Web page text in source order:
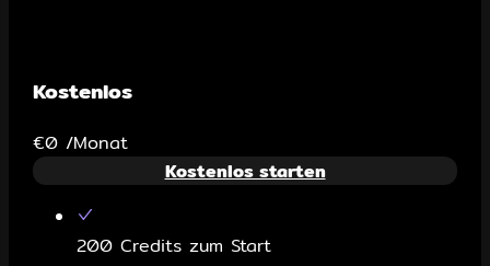
Kostenlos
€0 /Monat
Kostenlos starten
200 Credits zum Start